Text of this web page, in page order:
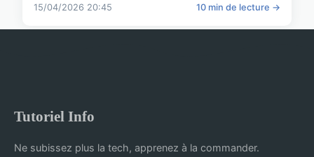
15/04/2026 20:45 10 min de lecture →
Tutoriel Info
Ne subissez plus la tech, apprenez à la commander.